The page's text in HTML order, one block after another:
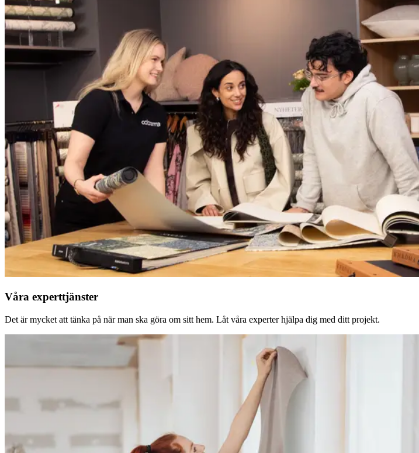
Våra experttjänster
Det är mycket att tänka på när man ska göra om sitt hem. Låt våra experter hjälpa dig med ditt projekt.